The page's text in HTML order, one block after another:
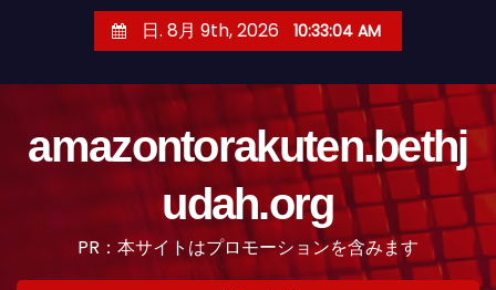
日. 8月 9th, 2026 10:33:05 AM
amazontorakuten.bethj
udah.org
PR：本サイトはプロモーションを含みます